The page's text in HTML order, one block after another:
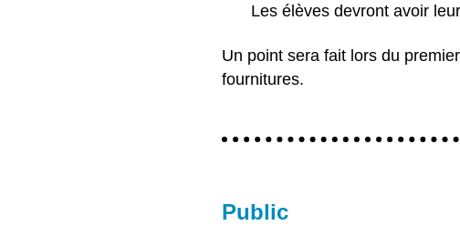
Les élèves devront avoir
Un point sera fait lors du
fournitures.
Public